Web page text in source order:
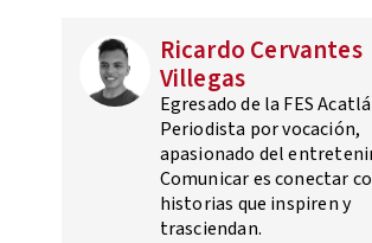
Ricardo Cervantes
Villegas
Egresado de la FES
Periodista por vocación,
apasionado del
Comunicar es conectar
historias que inspiren y
trasciendan.